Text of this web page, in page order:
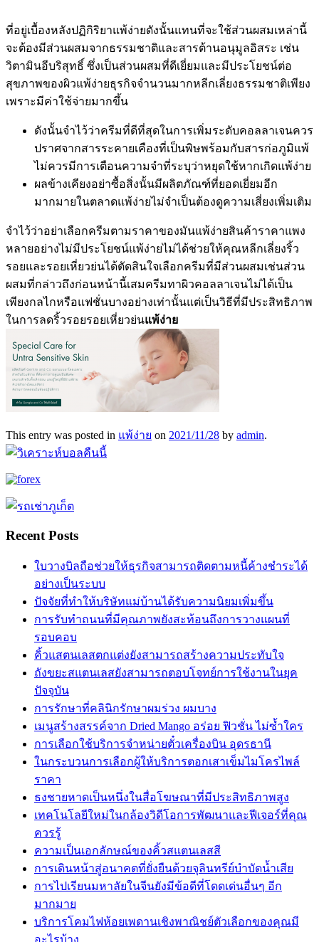
ที่อยู่เบื้องหลังปฏิกิริยาแพ้ง่ายดังนั้นแทนที่จะใช้ส่วนผสมเหล่านี้
จะต้องมีส่วนผสมจากธรรมชาติและสารต้านอนุมูลอิสระ เช่น
วิตามินอีบริสุทธิ์ ซึ่งเป็นส่วนผสมที่ดีเยี่ยมและมีประโยชน์ต่อ
สุขภาพของผิวแพ้ง่ายธุรกิจจำนวนมากหลีกเลี่ยงธรรมชาติเพียง
เพราะมีค่าใช้จ่ายมากขึ้น
ดังนั้นจำไว้ว่าครีมที่ดีที่สุดในการเพิ่มระดับคอลลาเจนควร
ปราศจากสารระคายเคืองที่เป็นพิษพร้อมกับสารก่อภูมิแพ้
ไม่ควรมีการเตือนความจำที่ระบุว่าหยุดใช้หากเกิดแพ้ง่าย
ผลข้างเคียงอย่าซื้อสิ่งนั้นมีผลิตภัณฑ์ที่ยอดเยี่ยมอีก
มากมายในตลาดแพ้ง่ายไม่จำเป็นต้องดูความเสี่ยงเพิ่มเติม
จำไว้ว่าอย่าเลือกครีมตามราคาของมันแพ้ง่ายสินค้าราคาแพง
หลายอย่างไม่มีประโยชน์แพ้ง่ายไม่ได้ช่วยให้คุณหลีกเลี่ยงริ้ว
รอยและรอยเหี่ยวย่นได้ตัดสินใจเลือกครีมที่มีส่วนผสมเช่นส่วน
ผสมที่กล่าวถึงก่อนหน้านี้เสมครีมทาผิวคอลลาเจนไม่ได้เป็น
เพียงกลไกหรือแฟชั่นบางอย่างเท่านั้นแต่เป็นวิธีที่มีประสิทธิภาพ
ในการลดริ้วรอยรอยเหี่ยวย่นแพ้ง่าย
This entry was posted in แพ้ง่าย on 2021/11/28 by admin.
Recent Posts
ใบวางบิลถือช่วยให้ธุรกิจสามารถติดตามหนี้ค้างชำระได้
อย่างเป็นระบบ
ปัจจัยที่ทำให้บริษัทแม่บ้านได้รับความนิยมเพิ่มขึ้น
การรับทำถนนที่มีคุณภาพยังสะท้อนถึงการวางแผนที่
รอบคอบ
คิ้วแสตนเลสตกแต่งยังสามารถสร้างความประทับใจ
ถังขยะสแตนเลสยังสามารถตอบโจทย์การใช้งานในยุค
ปัจจุบัน
การรักษาที่คลินิกรักษาผมร่วง ผมบาง
เมนูสร้างสรรค์จาก Dried Mango อร่อย ฟิวชั่น ไม่ซ้ำใคร
การเลือกใช้บริการจำหน่ายตั๋วเครื่องบิน อุดรธานี
ในกระบวนการเลือกผู้ให้บริการตอกเสาเข็มไมโครไพล์
ราคา
ธงชายหาดเป็นหนึ่งในสื่อโฆษณาที่มีประสิทธิภาพสูง
เทคโนโลยีใหม่ในกล้องวิดีโอการพัฒนาและฟีเจอร์ที่คุณ
ควรรู้
ความเป็นเอกลักษณ์ของคิ้วสแตนเลสสี
การเดินหน้าสู่อนาคตที่ยั่งยืนด้วยจุลินทรีย์บำบัดน้ำเสีย
การไปเรียนมหาลัยในจีนยังมีข้อดีที่โดดเด่นอื่นๆ อีก
มากมาย
บริการโคมไฟห้อยเพดานเชิงพาณิชย์ตัวเลือกของคุณมี
อะไรบ้าง